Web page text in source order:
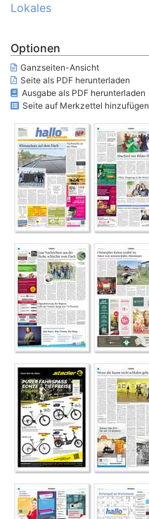
Lokales
Optionen
Ganzseiten-Ansicht
Seite als PDF herunterladen
Ausgabe als PDF herunterladen
Seite auf Merkzettel hinzufügen